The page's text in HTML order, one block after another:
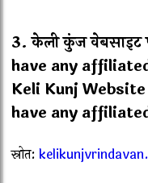
3.केली कुंज वेबसाइट
have any
Keli Kunj
have any
स्रोत: